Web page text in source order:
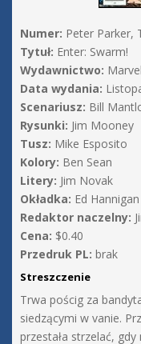
Numer: Peter Parker,
Tytuł: Enter: Swarm!
Wydawnictwo:
Data wydania:
Scenariusz: Bill
Rysunki: Jim Mooney
Tusz: Mike Esposito
Kolory: Ben Sean
Litery: Jim Novak
Okładka: Ed Hannigan
Redaktor naczelny:
Cena: $0.40
Przedruk PL: brak
Streszczenie
Trwa pościg za
siedzącymi w vanie.
przestała strzelać,